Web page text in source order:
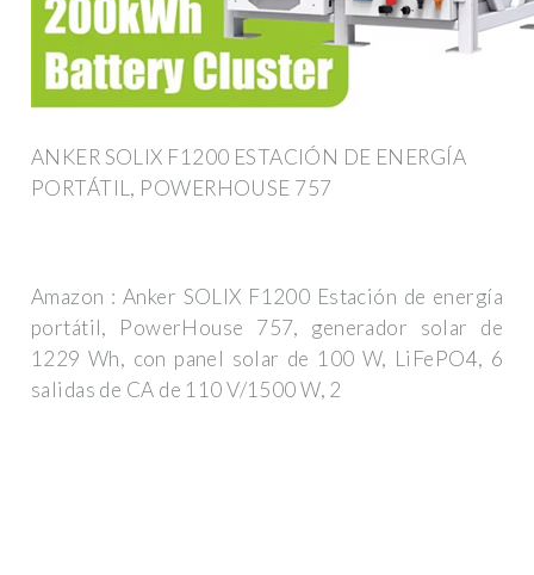
ANKER SOLIX F1200 ESTACIÓN DE ENERGÍA
PORTÁTIL, POWERHOUSE 757
Amazon : Anker SOLIX F1200 Estación de energía
portátil, PowerHouse 757, generador solar de
1229 Wh, con panel solar de 100 W, LiFePO4, 6
salidas de CA de 110 V/1500 W, 2